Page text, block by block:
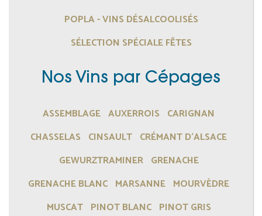
POPLA - VINS DÉSALCOOLISÉS
SÉLECTION SPÉCIALE FÊTES
Nos Vins par Cépages
ASSEMBLAGE AUXERROIS CARIGNAN
CHASSELAS CINSAULT CRÉMANT D'ALSACE
GEWURZTRAMINER GRENACHE
GRENACHE BLANC MARSANNE MOURVÈDRE
MUSCAT PINOT BLANC PINOT GRIS